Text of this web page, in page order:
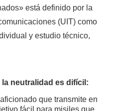
está definido por la
(UIT) como
y estudio técnico,
neutralidad es difícil:
que transmite en
fácil para misiles que